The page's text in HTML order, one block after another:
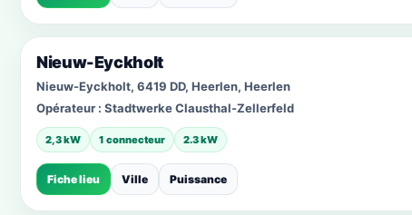
Nieuw-Eyckholt
Nieuw-Eyckholt, 6419 DD, Heerlen, Heerlen
Opérateur : Stadtwerke Clausthal-Zellerfeld
2,3 kW 1 connecteur 2.3 kW
Fiche lieu Ville Puissance